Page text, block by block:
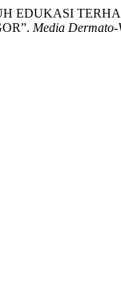
EDUKASI
Media Dermato-